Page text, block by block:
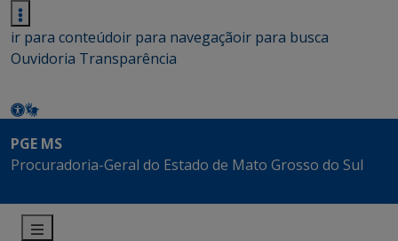
ir para conteúdoir para navegaçãoir para busca
Ouvidoria Transparência
PGE MS
Procuradoria-Geral do Estado de Mato Grosso do Sul